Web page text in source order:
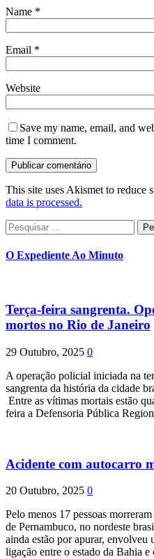
Name *
Email *
Website
Save my name, email, and
time I comment.
This site uses Akismet to reduce
data is processed.
Pesquisar
por:
O Expediente Ao Minuto
Terça-feira sangrenta.
mortos no Rio de Janeiro
29 Outubro, 2025 0
A operação policial iniciada na
sangrenta da história da cidade
Entre as vítimas mortais estão
feira a Defensoria Pública
Acidente com autocarro
20 Outubro, 2025 0
Pelo menos 17 pessoas
de Pernambuco, no nordeste
ainda estão por apurar, envolveu
ligação entre o estado da Bahia